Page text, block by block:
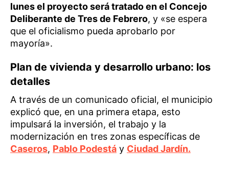
lunes el proyecto será tratado en el Concejo
Deliberante de Tres de Febrero, y «se espera
que el oficialismo pueda aprobarlo por
mayoría».
Plan de vivienda y desarrollo urbano: los
detalles
A través de un comunicado oficial, el municipio
explicó que, en una primera etapa, esto
impulsará la inversión, el trabajo y la
modernización en tres zonas específicas de
Caseros, Pablo Podestá y Ciudad Jardín.